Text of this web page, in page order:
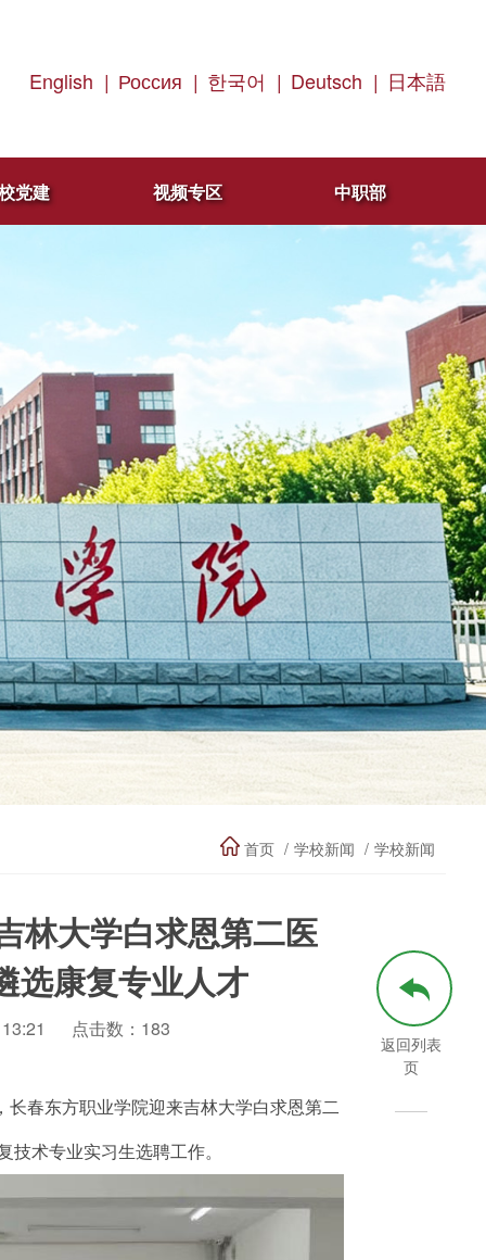
English | Россия | 한국어 | Deutsch | 日本語
党建 视频专区 中职部
首页 学校新闻 学校新闻
大学白求恩第二医
选康复专业人才
点击数： 183
春东方职业学院迎来吉林大学白求恩第二
术专业实习生选聘工作。
返回列表
页